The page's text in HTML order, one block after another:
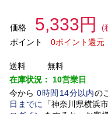
価格 5,333円
(
ポイント
0ポイント還元
送料
無料
在庫状況： 10営業日
今から 0時間 14分以内の
日 までに 「神奈川県横浜市